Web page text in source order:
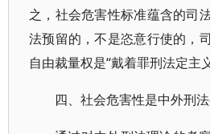
之，社会危害性标准蕴含的司
法预留的，不是恣意行使的，
自由裁量权是“戴着罪刑法定主
四、社会危害性是中外刑